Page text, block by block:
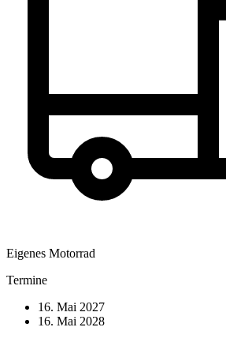
Eigenes Motorrad
Termine
16. Mai 2027
16. Mai 2028